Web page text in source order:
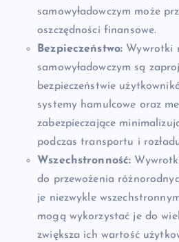
samowyładowczym może
oszczędności finansowe.
Bezpieczeństwo: Wywrotki
samowyładowczym są
bezpieczeństwie
systemy hamulcowe oraz
zabezpieczające
podczas transportu i
Wszechstronność:
do przewożenia
je niezwykle
mogą wykorzystać je do
zwiększa ich wartość